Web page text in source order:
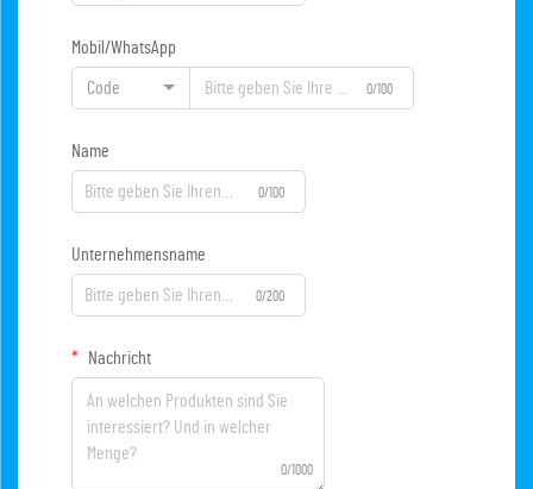
Mobil/WhatsApp
Code 0/100
Name
0/100
Unternehmensname
0/200
Nachricht
0/1000